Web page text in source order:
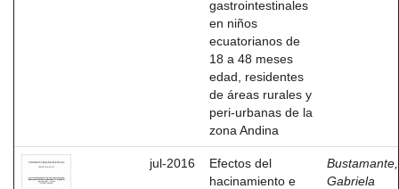
gastrointestinales
en niños
ecuatorianos de
18 a 48 meses
edad, residentes
de áreas rurales y
peri-urbanas de la
zona Andina
jul-2016
Efectos del
hacinamiento e
Bustamante,
Gabriela